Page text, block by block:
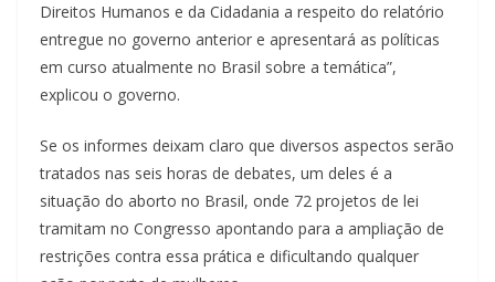
Direitos Humanos e da Cidadania a respeito do relatório
entregue no governo anterior e apresentará as políticas
em curso atualmente no Brasil sobre a temática”,
explicou o governo.
Se os informes deixam claro que diversos aspectos serão
tratados nas seis horas de debates, um deles é a
situação do aborto no Brasil, onde 72 projetos de lei
tramitam no Congresso apontando para a ampliação de
restrições contra essa prática e dificultando qualquer